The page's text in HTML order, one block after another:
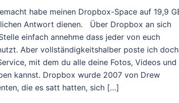
habe meinen Dropbox-Space auf 19,9
Antwort dienen. Über Dropbox an sich
einfach annehme dass jeder von euch
Aber vollständigkeitshalber poste ich doch
mit dem du alle deine Fotos, Videos und
kannst. Dropbox wurde 2007 von Drew
die es satt hatten, sich […]